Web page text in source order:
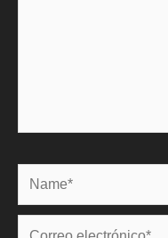
Name*
Correo